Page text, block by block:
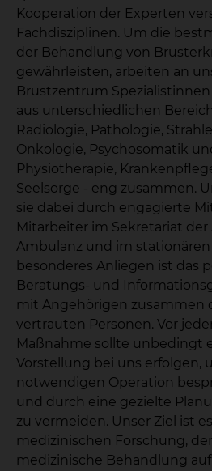
Kooperation der Experten
Fachdisziplinen. Um die
der Behandlung von
gewährleisten, arbeiten an
Brustzentrum
aus unterschiedlichen
Radiologie, Pathologie,
Onkologie, Psychosomatik
Physiotherapie,
Seelsorge - eng zusammen.
sie dabei durch engagierte
Mitarbeiter im Sekretariat
Ambulanz und im stationären
besonderes Anliegen ist das
Beratungs- und
mit Angehörigen zusammen
vertrauten Personen. Vor
Maßnahme sollte unbedingt
Vorstellung bei uns erfolgen,
notwendigen Operation
und durch eine gezielte
zu vermeiden. Unser Ziel ist
medizinischen Forschung,
medizinische Behandlung